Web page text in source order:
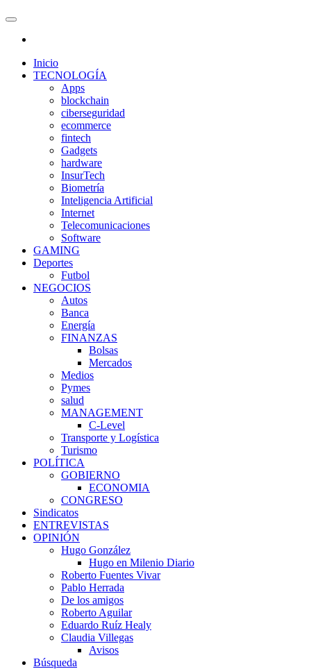
Inicio
TECNOLOGÍA
Apps
blockchain
ciberseguridad
ecommerce
fintech
Gadgets
hardware
InsurTech
Biometría
Inteligencia Artificial
Internet
Telecomunicaciones
Software
GAMING
Deportes
Futbol
NEGOCIOS
Autos
Banca
Energía
FINANZAS
Bolsas
Mercados
Medios
Pymes
salud
MANAGEMENT
C-Level
Transporte y Logística
Turismo
POLÍTICA
GOBIERNO
ECONOMIA
CONGRESO
Sindicatos
ENTREVISTAS
OPINIÓN
Hugo González
Hugo en Milenio Diario
Roberto Fuentes Vivar
Pablo Herrada
De los amigos
Roberto Aguilar
Eduardo Ruíz Healy
Claudia Villegas
Avisos
Búsqueda